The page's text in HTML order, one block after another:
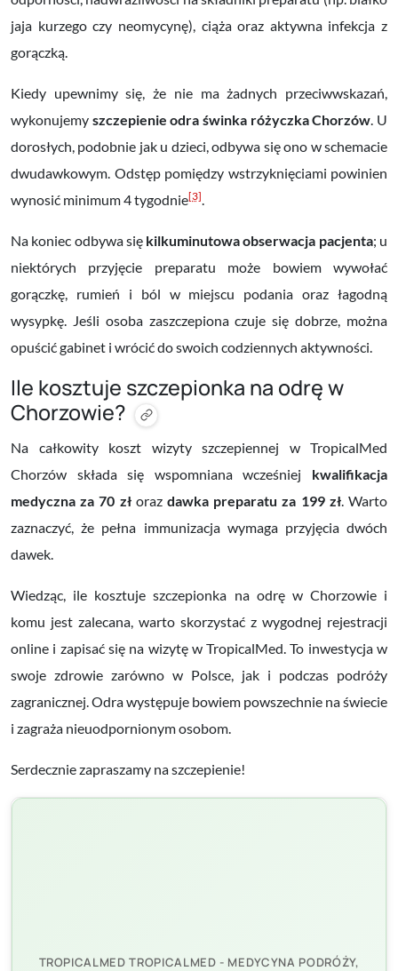
jaja kurzego czy neomycynę), ciąża oraz aktywna infekcja z
gorączką.
Kiedy upewnimy się, że nie ma żadnych przeciwwskazań,
wykonujemy szczepienie odra świnka różyczka Chorzów. U
dorosłych, podobnie jak u dzieci, odbywa się ono w schemacie
dwudawkowym. Odstęp pomiędzy wstrzyknięciami powinien
wynosić minimum 4 tygodnie[3].
Na koniec odbywa się kilkuminutowa obserwacja pacjenta; u
niektórych przyjęcie preparatu może bowiem wywołać
gorączkę, rumień i ból w miejscu podania oraz łagodną
wysypkę. Jeśli osoba zaszczepiona czuje się dobrze, można
opuścić gabinet i wrócić do swoich codziennych aktywności.
Ile kosztuje szczepionka na odrę w
Chorzowie?
Na całkowity koszt wizyty szczepiennej w TropicalMed
Chorzów składa się wspomniana wcześniej kwalifikacja
medyczna za 70 zł orazdawka preparatu za 199 zł. Warto
zaznaczyć, że pełna immunizacja wymaga przyjęcia dwóch
dawek.
Wiedząc, ile kosztuje szczepionka na odrę w Chorzowie i
komu jest zalecana, warto skorzystać z wygodnej rejestracji
online i zapisać się na wizytę w TropicalMed. To inwestycja w
swoje zdrowie zarówno w Polsce, jak i podczas podróży
zagranicznej. Odra występuje bowiem powszechnie na świecie
i zagraża nieuodpornionym osobom.
Serdecznie zapraszamy na szczepienie!
TROPICALMED TROPICALMED - MEDYCYNA PODRÓŻY,